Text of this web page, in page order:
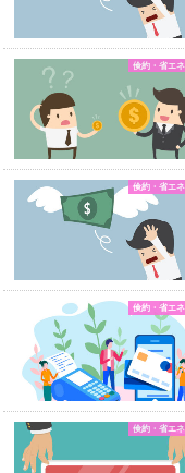
倹約・省エ
倹約・省エ
倹約・省エ
倹約・省エ